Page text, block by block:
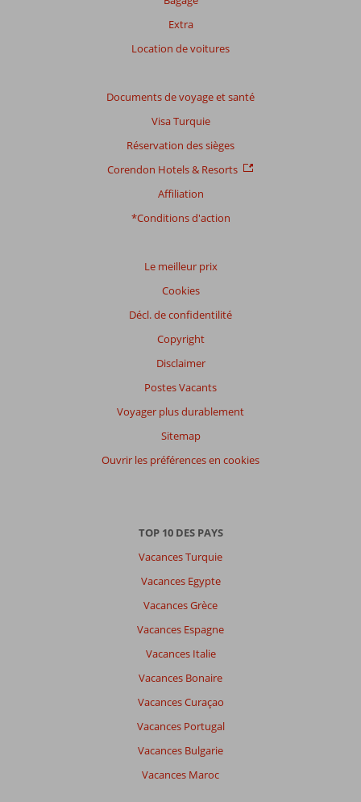
Extra
Location de voitures
Documents de voyage et santé
Visa Turquie
Réservation des sièges
Corendon Hotels & Resorts
Affiliation
*Conditions d'action
Le meilleur prix
Cookies
Décl. de confidentilité
Copyright
Disclaimer
Postes Vacants
Voyager plus durablement
Sitemap
Ouvrir les préférences en cookies
TOP 10 DES PAYS
Vacances Turquie
Vacances Egypte
Vacances Grèce
Vacances Espagne
Vacances Italie
Vacances Bonaire
Vacances Curaçao
Vacances Portugal
Vacances Bulgarie
Vacances Maroc